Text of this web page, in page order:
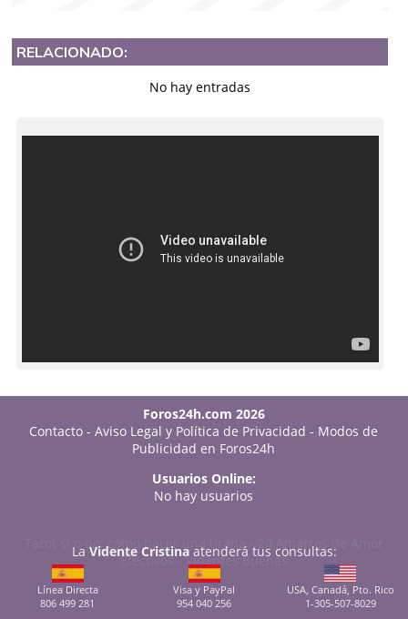
RELACIONADO:
No hay entradas
Foros24h.com 2026
Contacto -Aviso Legal y Política de Privacidad - Modos de
Publicidad en Foros24h
Usuarios Online:
No hay usuarios
Tarot sí o no: cómo hacer una tirada-
20 Amarres de Amor
Efectivos-Videntes Buenas
La Vidente Cristinaatenderá tus consultas:
Línea Directa
806 499 281
Visa y PayPal
954 040 256
USA, Canadá, Pto. Rico
1-305-507-8029